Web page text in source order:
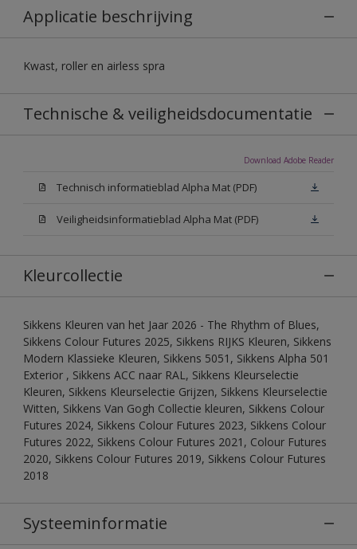
Applicatie beschrijving
Kwast, roller en airless spra
Technische & veiligheidsdocumentatie
Download Adobe Reader
Technisch informatieblad Alpha Mat (PDF)
Veiligheidsinformatieblad Alpha Mat (PDF)
Kleurcollectie
Sikkens Kleuren van het Jaar 2026 - The Rhythm of Blues,
Sikkens Colour Futures 2025, Sikkens RIJKS Kleuren, Sikkens
Modern Klassieke Kleuren, Sikkens 5051, Sikkens Alpha 501
Exterior , Sikkens ACC naar RAL, Sikkens Kleurselectie
Kleuren, Sikkens Kleurselectie Grijzen, Sikkens Kleurselectie
Witten, Sikkens Van Gogh Collectie kleuren, Sikkens Colour
Futures 2024, Sikkens Colour Futures 2023, Sikkens Colour
Futures 2022, Sikkens Colour Futures 2021, Colour Futures
2020, Sikkens Colour Futures 2019, Sikkens Colour Futures
2018
Systeeminformatie